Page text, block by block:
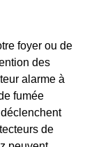
foyer ou de
des
alarme à
fumée
de